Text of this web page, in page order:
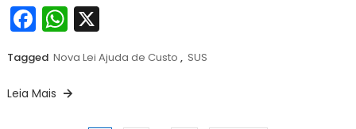
Facebook
WhatsApp
X
Tagged Nova Lei Ajuda de Custo , SUS
Leia Mais